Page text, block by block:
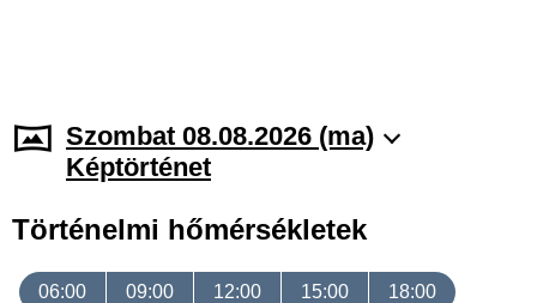
Szombat 08.08.2026 (ma)
Képtörténet
Történelmi hőmérsékletek
06:00 09:00 12:00 15:00 18:00